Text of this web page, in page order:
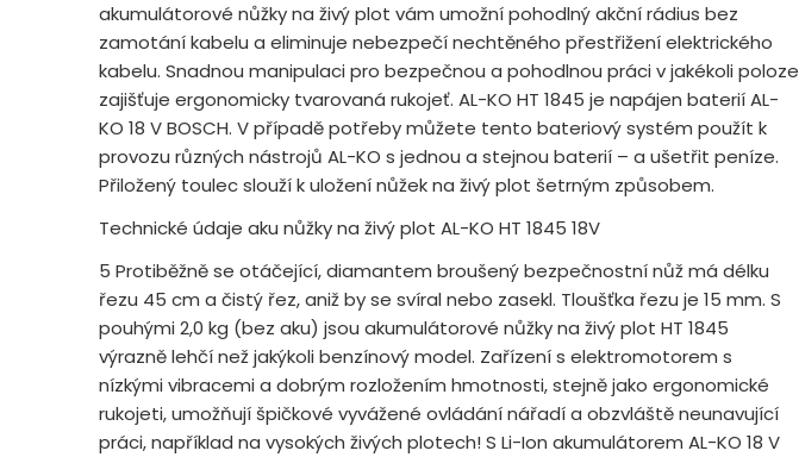
akumulátorové nůžky na živý plot vám umožní pohodlný akční rádius bez
zamotání kabelu a eliminuje nebezpečí nechtěného přestřižení elektrického
kabelu. Snadnou manipulaci pro bezpečnou a pohodlnou práci v jakékoli poloze
zajišťuje ergonomicky tvarovaná rukojeť. AL-KO HT 1845 je napájen baterií AL-
KO 18 V BOSCH. V případě potřeby můžete tento bateriový systém použít k
provozu různých nástrojů AL-KO s jednou a stejnou baterií – a ušetřit peníze.
Přiložený toulec slouží k uložení nůžek na živý plot šetrným způsobem.
Technické údaje aku nůžky na živý plot AL-KO HT 1845 18V
5 Protiběžně se otáčející, diamantem broušený bezpečnostní nůž má délku
řezu 45 cm a čistý řez, aniž by se svíral nebo zasekl. Tloušťka řezu je 15 mm. S
pouhými 2,0 kg (bez aku) jsou akumulátorové nůžky na živý plot HT 1845
výrazně lehčí než jakýkoli benzínový model. Zařízení s elektromotorem s
nízkými vibracemi a dobrým rozložením hmotnosti, stejně jako ergonomické
rukojeti, umožňují špičkové vyvážené ovládání nářadí a obzvláště neunavující
práci, například na vysokých živých plotech! S Li-Ion akumulátorem AL-KO 18 V